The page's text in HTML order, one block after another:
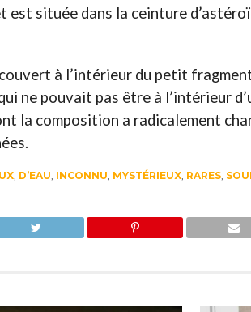
est située dans la ceinture
à l’intérieur du petit
ne pouvait pas être à l’intérieur
la composition a radicalement
, D’EAU INCONNU MYSTÉRIEUX, RARES,